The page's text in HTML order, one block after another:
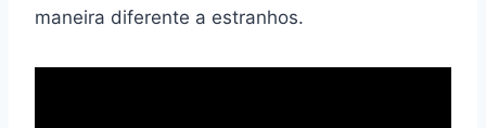
maneira diferente a estranhos.